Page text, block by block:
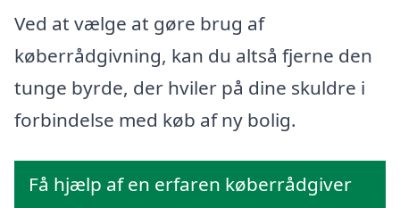
Ved at vælge at gøre brug af
køberrådgivning, kan du altså fjerne den
tunge byrde, der hviler på dine skuldre i
forbindelse med køb af ny bolig.
Få hjælp af en erfaren køberrådgiver